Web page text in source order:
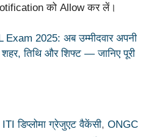
को Allow कर लें।
Exam 2025: अब उम्मीदवार अपनी
तिथि और शिफ्ट — जानिए पूरी
ITI डिप्लोमा ग्रेजुएट वैकेंसी,ONGC